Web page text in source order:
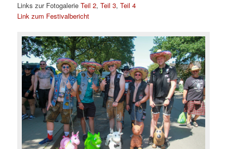
Links zur FotogalerieTeil 2,Teil 3,Teil 4
Link zum Festivalbericht